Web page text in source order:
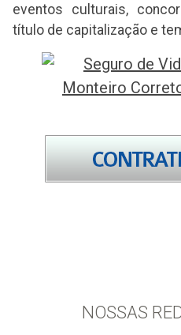
eventos culturais,
título de capitalização e
NOSSAS